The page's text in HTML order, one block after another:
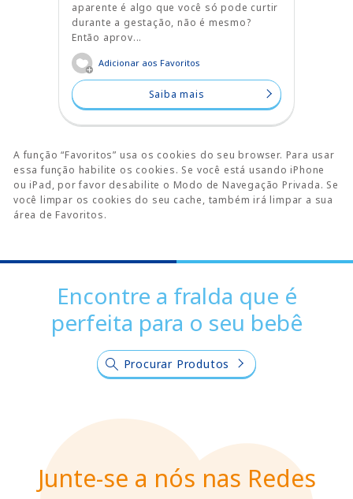
aparente é algo que você só pode curtir
durante a gestação, não é mesmo?
Então aprov...
Adicionar aos Favoritos
Saiba mais
A função “Favoritos” usa os cookies do seu browser. Para usar
essa função habilite os cookies. Se você está usando iPhone
ou iPad, por favor desabilite o Modo de Navegação Privada. Se
você limpar os cookies do seu cache, também irá limpar a sua
área de Favoritos.
Encontre a fralda que é
perfeita para o seu bebê
Procurar Produtos
Junte-se a nós nas Redes